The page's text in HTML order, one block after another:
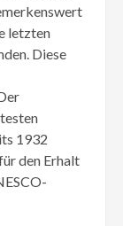
letzten
Diese
1932
den Erhalt